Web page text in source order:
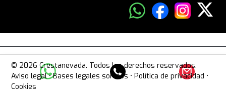
© 2026 Crestanevada. Todos los derechos reservados.
Aviso legal•Bases legales sorteos •Política de privacidad •
Cookies